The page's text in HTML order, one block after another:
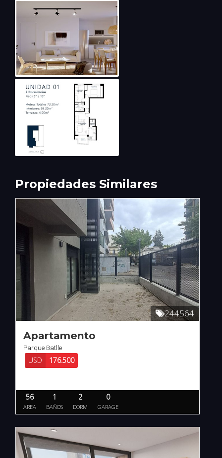
Propiedades Similares
244564
Apartamento
Parque Batlle
USD 176.500
56
AREA
1
BAÑOS
2
DORM
0
GARAGE